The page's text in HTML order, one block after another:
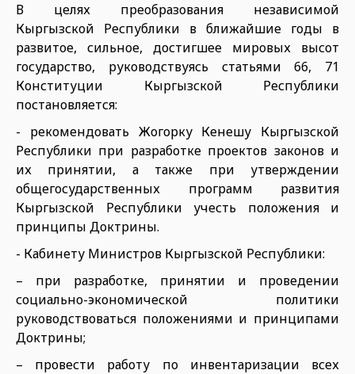
В целях преобразования независимой
Кыргызской Республики в ближайшие годы в
развитое, сильное, достигшее мировых высот
государство, руководствуясь статьями 66, 71
Конституции Кыргызской Республики
постановляется:
- рекомендовать Жогорку Кенешу Кыргызской
Республики при разработке проектов законов и
их принятии, а также при утверждении
общегосударственных программ развития
Кыргызской Республики учесть положения и
принципы Доктрины.
- Кабинету Министров Кыргызской Республики:
– при разработке, принятии и проведении
социально-экономической политики
руководствоваться положениями и принципами
Доктрины;
– провести работу по инвентаризации всех